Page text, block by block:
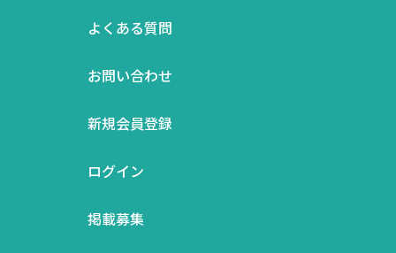
よくある質問
お問い合わせ
新規会員登録
ログイン
掲載募集